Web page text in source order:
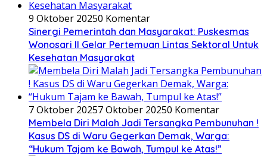
9 Oktober 20250 Komentar
Sinergi Pemerintah dan Masyarakat: Puskesmas
Wonosari II Gelar Pertemuan Lintas Sektoral Untuk
Kesehatan Masyarakat
7 Oktober 20257 Oktober 20250 Komentar
Membela Diri Malah Jadi Tersangka Pembunuhan !
Kasus DS di Waru Gegerkan Demak, Warga:
“Hukum Tajam ke Bawah, Tumpul ke Atas!”